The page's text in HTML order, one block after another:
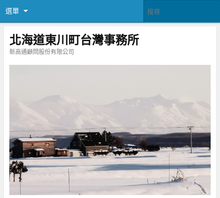
選單
北海道東川町台灣事務所
新高通顧問股份有限公司